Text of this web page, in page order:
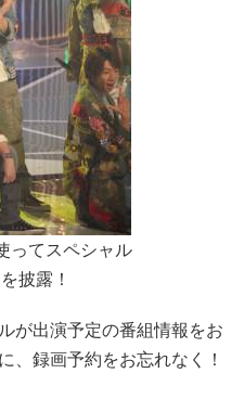
ってスペシャル
披露！
出演予定の番組情報をお
、録画予約をお忘れなく！